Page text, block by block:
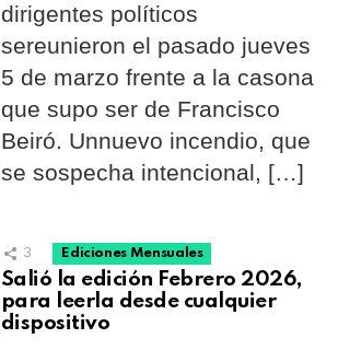
dirigentes políticos
sereunieron el pasado jueves
5 de marzo frente a la casona
que supo ser de Francisco
Beiró. Unnuevo incendio, que
se sospecha intencional, […]
3 Ediciones Mensuales
Salió la edición Febrero 2026,
para leerla desde cualquier
dispositivo